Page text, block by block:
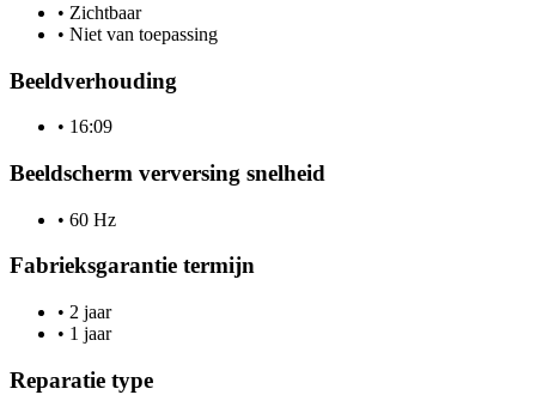
• Zichtbaar
• Niet van toepassing
Beeldverhouding
• 16:09
Beeldscherm verversing snelheid
• 60 Hz
Fabrieksgarantie termijn
• 2 jaar
• 1 jaar
Reparatie type